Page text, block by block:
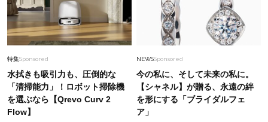
特集Sponsored
水拭きも吸引力も、圧倒的な
「清掃能力」！ロボット掃除機
を選ぶなら【Qrevo Curv 2
Flow】
NEWSSponsored
今の私に、そして未来の私に。
【シャネル】が贈る、永遠の絆
を形にする「ブライダルフェ
ア」